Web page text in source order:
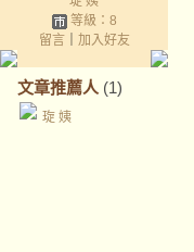
等級：8
留言｜ 加入好友
文章推薦人 (1)
琁 姨